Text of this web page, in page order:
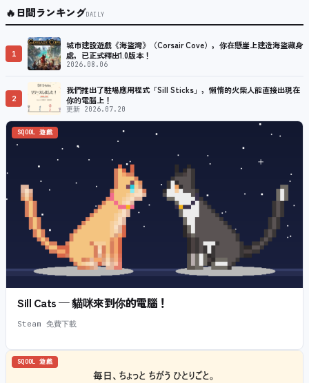
🔥日間ランキングDAILY
1
城市建設遊戲《海盜灣》（Corsair Cove），你在懸崖上建造海盜藏身
處，已正式釋出1.0版本！
2026.08.06
2
我們推出了駐場應用程式「Sill Sticks」，懶惰的火柴人能直接出現在
你的電腦上！
更新 2026.07.20
SQOOL 遊戲
Sill Cats — 貓咪來到你的電腦！
Steam 免費下載
SQOOL 遊戲